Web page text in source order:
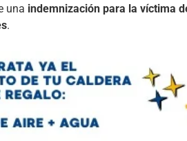
una indemnización para la víctima
.